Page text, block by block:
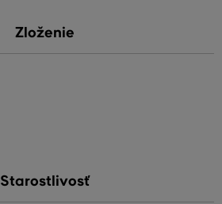
Zloženie
Starostlivosť